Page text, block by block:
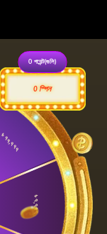
৳ ৭৭,৭৭৭
৳ ৭,৭৭৭
0 পয়েন্ট(গুলি)
0 স্পিন